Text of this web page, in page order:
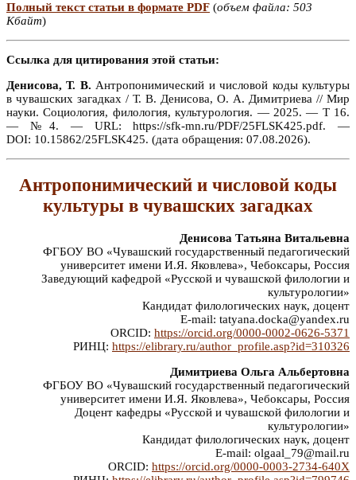
Полный текст статьи в формате PDF (объем файла: 503
Кбайт)
Ссылка для цитирования этой статьи:
Денисова, Т. В. Антропонимический и числовой коды культуры
в чувашских загадках / Т. В. Денисова, О. А. Димитриева // Мир
науки. Социология, филология, культурология. — 2025. — Т 16.
— №4. — URL: https://sfk-mn.ru/PDF/25FLSK425.pdf. —
DOI: 10.15862/25FLSK425. (дата обращения: 07.08.2026).
Антропонимический и числовой коды
культуры в чувашских загадках
Денисова Татьяна Витальевна
ФГБОУ ВО «Чувашский государственный педагогический
университет имени И.Я. Яковлева», Чебоксары, Россия
Заведующий кафедрой «Русской и чувашской филологии и
культурологии»
Кандидат филологических наук, доцент
E-mail: tatyana.docka@yandex.ru
ORCID: https://orcid.org/0000-0002-0626-5371
РИНЦ: https://elibrary.ru/author_profile.asp?id=310326
Димитриева Ольга Альбертовна
ФГБОУ ВО «Чувашский государственный педагогический
университет имени И.Я. Яковлева», Чебоксары, Россия
Доцент кафедры «Русской и чувашской филологии и
культурологии»
Кандидат филологических наук, доцент
E-mail: olgaal_79@mail.ru
ORCID: https://orcid.org/0000-0003-2734-640X